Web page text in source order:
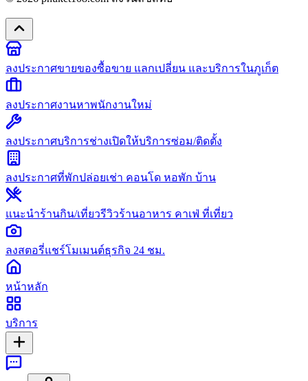
ลงประกาศขายของซื้อขาย แลกเปลี่ยน และบริการในภูเก็ต
ลงประกาศงานหาพนักงานใหม่
ลงประกาศบริการช่างเปิดให้บริการซ่อม/ติดตั้ง
ลงประกาศที่พักปล่อยเช่า คอนโด หอพัก บ้าน
แนะนำร้านกิน/เที่ยวรีวิวร้านอาหาร คาเฟ่ ที่เที่ยว
ลงสตอรี่แชร์โมเมนต์ธุรกิจ 24 ชม.
หน้าหลัก
บริการ